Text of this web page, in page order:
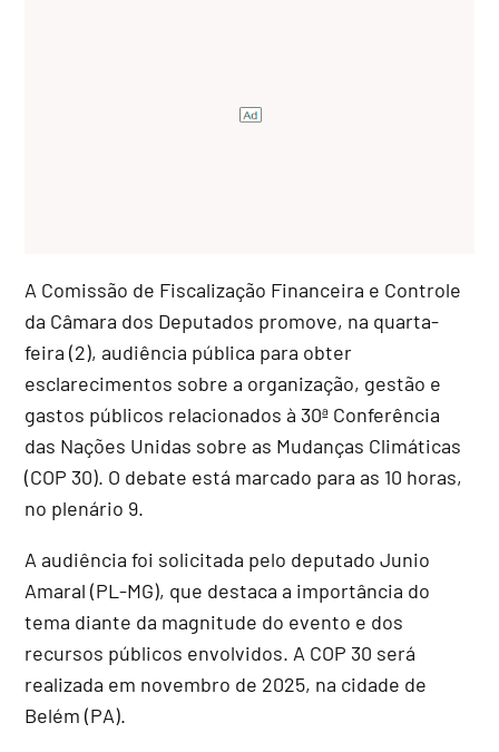
A Comissão de Fiscalização Financeira e Controle
da Câmara dos Deputados promove, na quarta-
feira (2), audiência pública para obter
esclarecimentos sobre a organização, gestão e
gastos públicos relacionados à 30ª Conferência
das Nações Unidas sobre as Mudanças Climáticas
(COP 30). O debate está marcado para as 10 horas,
no plenário 9.
A audiência foi solicitada pelo deputado Junio
Amaral (PL-MG), que destaca a importância do
tema diante da magnitude do evento e dos
recursos públicos envolvidos. A COP 30 será
realizada em novembro de 2025, na cidade de
Belém (PA).